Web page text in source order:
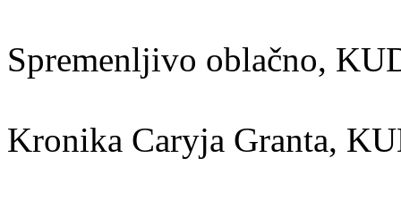
Spremenljivo oblačno,
Kronika Caryja Granta,